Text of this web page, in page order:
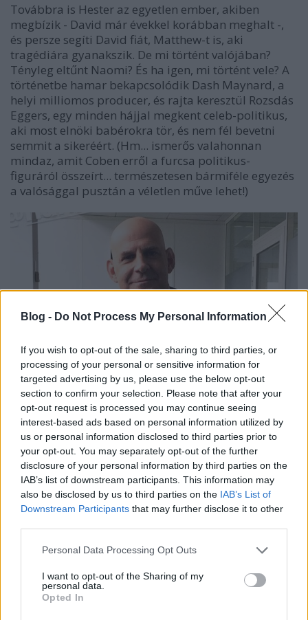
Blog - Do Not Process My Personal Information
If you wish to opt-out of the sale, sharing to third parties, or
processing of your personal or sensitive information for
targeted advertising by us, please use the below opt-out
section to confirm your selection. Please note that after your
opt-out request is processed you may continue seeing
interest-based ads based on personal information utilized by
us or personal information disclosed to third parties prior to
your opt-out. You may separately opt-out of the further
disclosure of your personal information by third parties on the
IAB’s list of downstream participants. This information may
also be disclosed by us to third parties on the IAB’s List of
Downstream Participants that may further disclose it to other
Please note that this website/app uses one or more Google
not limited to your visit or usage behaviour. You may click to
grant or deny consent to Google and its third-party tags to
use your data for below specified purposes in below Google
Personal Data Processing Opt Outs
I want to opt-out of the Sharing of my
personal data.
Opted In
Továbbra is Hester az egyetlen ember, akiben
megbízik - David már évekkel korábban meghalt -,
és persze segíti David fiát, Matthew-t is, aki
tragédiára gyanakszik. De mi történt valójában?
Tényleg eltűnt Naomi? És ha igen, mi történt vele? A
történetbe hamar bekapcsolódik Dash Maynard, a
helyi milliomos producer, és rajta keresztül Rozsdás
Eggers, egy minden hájjal megkent celeb-politikus,
aki most elnöki babérokra tör, és nem fél bevetni
semmit a sikeréért. (Hm... ismerős valahonnan
mindaz, amit Coben erről a furcsa politikus-
figuráról összeírt... természetesen bármiféle egyezés
a valósággal pusztán a véletlen műve lehet!)
Ezerféle szálon indulunk el Naomi után, és közben
megismerjük Hestert és Wilde-ot, ők a kötet igazi
de nagyon sokat igen, ha jól számoltam, ez a 14.
Coben-krimim, és nem emlékszem egyikből sem
Wilde-ra, gyanítom ő új szereplő, hasonló lesz, mint
Myron Bolitar pl., aki több könyvben egymástól